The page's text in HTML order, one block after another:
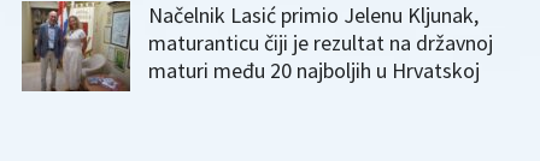
Načelnik Lasić primio Jelenu Kljunak,
maturanticu čiji je rezultat na državnoj
maturi među 20 najboljih u Hrvatskoj